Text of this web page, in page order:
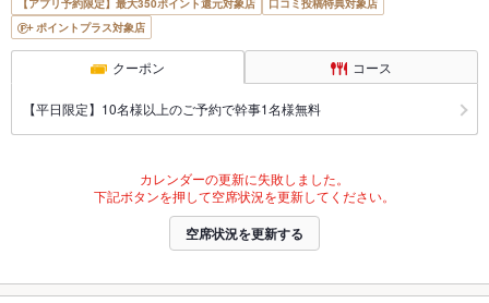
【アプリ予約限定】最大350ポイント還元対象店
口コミ投稿特典対象店
ポイントプラス対象店
クーポン コース
【平日限定】10名様以上のご予約で幹事1名様無料
カレンダーの更新に失敗しました。
下記ボタンを押して空席状況を更新してください。
空席状況を更新する